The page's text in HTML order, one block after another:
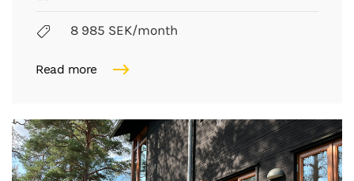
8 985 SEK/month
Read more